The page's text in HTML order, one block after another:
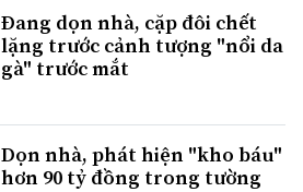
Đang dọn nhà, cặp đôi chết
lặng trước cảnh tượng "nổi da
gà" trước mắt
Dọn nhà, phát hiện "kho báu"
hơn 90 tỷ đồng trong tường